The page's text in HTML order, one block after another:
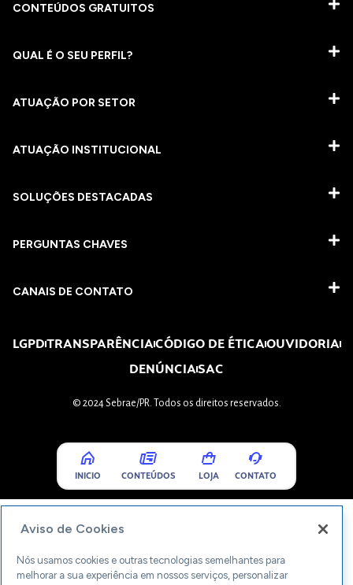
CONTEÚDOS GRATUITOS
QUAL É O SEU PERFIL?
ATUAÇÃO POR SETOR
ATUAÇÃO INSTITUCIONAL
SOLUÇÕES DESTACADAS
PERGUNTAS CHAVES​
CANAIS DE CONTATO
LGPDTRANSPARÊNCIACÓDIGO DE ÉTICAOUVIDORIA
DENÚNCIASAC
© 2024 Sebrae/PR. Todos os direitos reservados.
INICIO CONTEÚDOS LOJA CONTATO
Aviso de Cookies
Nós usamos cookies e outras tecnologias semelhantes para
melhorar a sua experiência em nossos serviços, personalizar